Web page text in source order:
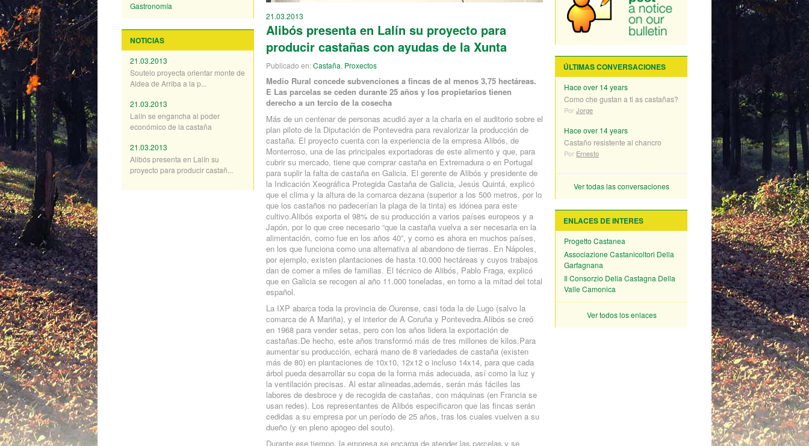
Gastronomía
NOTICIAS
21.03.2013
Soutelo proyecta orientar monte de
Aldea de Arriba a la p...
21.03.2013
Lalín se engancha al poder
económico de la castaña
21.03.2013
Alibós presenta en Lalín su
proyecto para producir castañ...
21.03.2013
Alibós presenta en Lalín su proyecto para
producir castañas con ayudas de la Xunta
Publicado en:Castaña, Proxectos
Medio Rural concede subvenciones a fincas de al menos 3,75 hectáreas.
E Las parcelas se ceden durante 25 años y los propietarios tienen
derecho a un tercio de la cosecha
Más de un centenar de personas acudió ayer a la charla en el auditorio sobre el
plan piloto de la Diputación de Pontevedra para revalorizar la producción de
castaña. El proyecto cuenta con la experiencia de la empresa Alibós, de
Monterroso, una de las principales exportadoras de este alimento y que, para
cubrir su mercado, tiene que comprar castaña en Extremadura o en Portugal
para suplir la falta de castaña en Galicia. El gerente de Alibós y presidente de
la Indicación Xeográfica Protegida Castaña de Galicia, Jesús Quintá, explicó
que el clima y la altura de la comarca dezana (superior a los 500 metros, por lo
que los castaños no padecerían la plaga de la tinta) es idónea para este
cultivo.Alibós exporta el 98% de su producción a varios países europeos y a
Japón, por lo que cree necesario “que la castaña vuelva a ser necesaria en la
alimentación, como fue en los años 40”, y como es ahora en muchos países,
en los que funciona como una alternativa al abandono de tierras. En Nápoles,
por ejemplo, existen plantaciones de hasta 10.000 hectáreas y cuyos trabajos
dan de comer a miles de familias. El técnico de Alibós, Pablo Fraga, explicó
que en Galicia se recogen al año 11.000 toneladas, en torno a la mitad del total
español.
La IXP abarca toda la provincia de Ourense, casi toda la de Lugo (salvo la
comarca de A Mariña), y el interior de A Coruña y Pontevedra.Alibós se creó
en 1968 para vender setas, pero con los años lidera la exportación de
castañas.De hecho, este años transformó más de tres millones de kilos.Para
aumentar su producción, echará mano de 8 variedades de castaña (existen
más de 80) en plantaciones de 10x10, 12x12 o incluso 14x14, para que cada
árbol pueda desarrollar su copa de la forma más adecuada, así como la luz y
la ventilación precisas. Al estar alineadas,además, serán más fáciles las
labores de desbroce y de recogida de castañas, con máquinas (en Francia se
usan redes). Los representantes de Alibós especificaron que las fincas serán
cedidas a su empresa por un período de 25 años, tras los cuales vuelven a su
dueño (y en pleno apogeo del souto).
Durante ese tiempo, la empresa se encarga de atender las parcelas y se
ÚLTIMAS CONVERSACIONES
Hace over 14 years
Como che gustan a ti as castañas?
PorJorge
Hace over 14 years
Castaño resistente al chancro
Por Ernesto
Ver todas las conversaciones
ENLACES DE INTERES
Progetto Castanea
Associazione Castanicoltori Della
Garfagnana
Il Consorzio Della Castagna Della
Valle Camonica
Ver todos los enlaces